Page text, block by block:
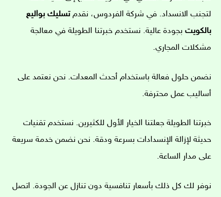
لتجنب الانسداد. في شركة الفردوس، نقدمتسليك بواليع
بالكويت بجودة عالية. نستخدم خبرتنا الطويلة في معالجة
مشكلات المجاري.
نضمن حلول فعالة باستخدام أحدث المعدات. نحن نعتمد على
أساليب عمل محترفة.
خبرتنا الطويلة جعلتنا الخيار الأول للكثيرين. نستخدم تقنيات
حديثة لإزالة الإنسدادات بسرعة ودقة. نحن نضمن خدمة سريعة
على مدار الساعة.
نوفر لك كل ذلك بأسعار تنافسية دون تنازل عن الجودة. اتصل